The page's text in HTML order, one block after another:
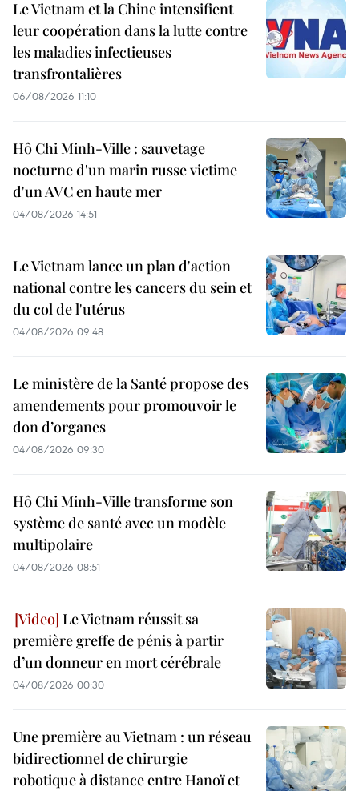
Le Vietnam et la Chine intensifient
leur coopération dans la lutte contre
les maladies infectieuses
transfrontalières
06/08/2026 11:10
Hô Chi Minh-Ville : sauvetage
nocturne d'un marin russe victime
d'un AVC en haute mer
04/08/2026 14:51
Le Vietnam lance un plan d'action
national contre les cancers du sein et
du col de l'utérus
04/08/2026 09:48
Le ministère de la Santé propose des
amendements pour promouvoir le
don d’organes
04/08/2026 09:30
Hô Chi Minh-Ville transforme son
système de santé avec un modèle
multipolaire
04/08/2026 08:51
Le Vietnam réussit sa
première greffe de pénis à partir
d’un donneur en mort cérébrale
04/08/2026 00:30
Une première au Vietnam : un réseau
bidirectionnel de chirurgie
robotique à distance entre Hanoï et